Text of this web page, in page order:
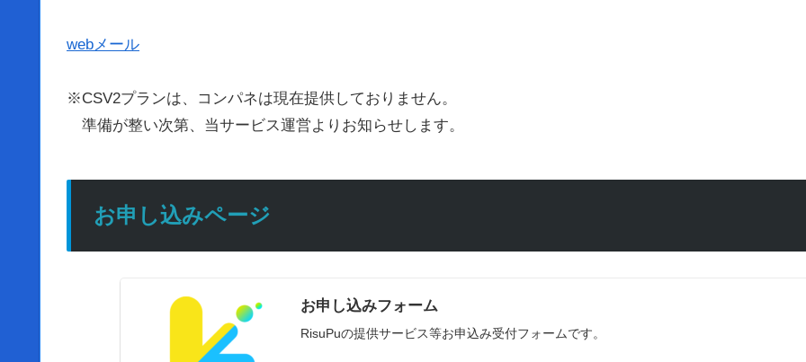
webメール
※CSV2プランは、コンパネは現在提供しておりません。
準備が整い次第、当サービス運営よりお知らせします。
お申し込みページ
お申し込みフォーム
RisuPuの提供サービス等お申込み受付フォームです。